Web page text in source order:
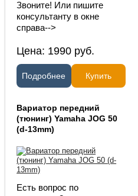
Звоните! Или пишите
консультанту в окне
справа-->
Цена: 1990 руб.
Подробнее Купить
Вариатор передний
(тюнинг) Yamaha JOG 50
(d-13mm)
Есть вопрос по